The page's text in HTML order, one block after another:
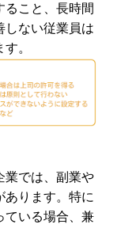
ること、長時間
しない従業員は
。
では、副業や
あります。特に
ている場合、兼